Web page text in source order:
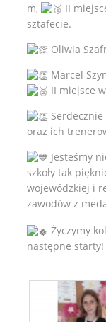
m,
II
sztafecie.
Oliwia
Marcel
II miejsce
oraz ich
Jesteśmy
szkoły tak
wojewódzkiej i
zawodów z
Życzymy
następne starty!